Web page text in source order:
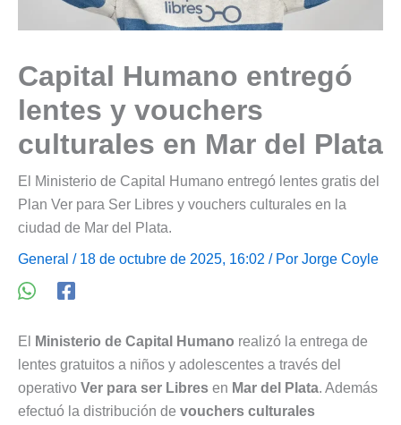
Capital Humano entregó
lentes y vouchers
culturales en Mar del Plata
El Ministerio de Capital Humano entregó lentes gratis del
Plan Ver para Ser Libres y vouchers culturales en la
ciudad de Mar del Plata.
General / 18 de octubre de 2025, 16:02 / Por Jorge Coyle
El Ministerio de Capital Humano realizó la entrega de
lentes gratuitos a niños y adolescentes a través del
operativo Ver para ser Libres en Mar del Plata. Además
efectuó la distribución de vouchers culturales